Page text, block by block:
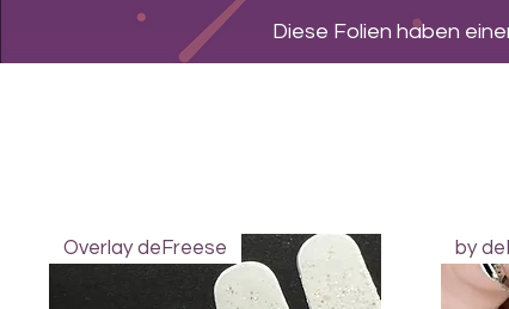
Diese Folien haben
Overlay deFreese by